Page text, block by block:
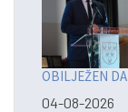
OBILJEŽEN
04-08-2026